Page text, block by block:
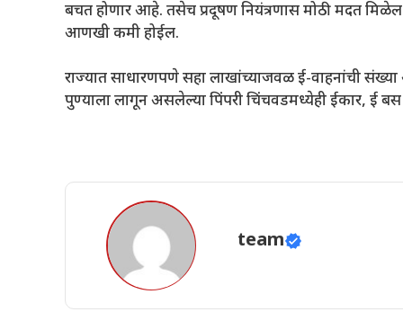
बचत होणार आहे. तसेच प्रदूषण नियंत्रणास मोठी मदत मिळेल.
आणखी कमी होईल.
राज्यात साधारणपणे सहा लाखांच्याजवळ ई-वाहनांची
पुण्याला लागून असलेल्या पिंपरी चिंचवडमध्येही ईकार, ई बस
team